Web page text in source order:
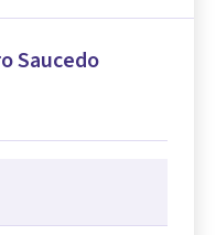
Saucedo